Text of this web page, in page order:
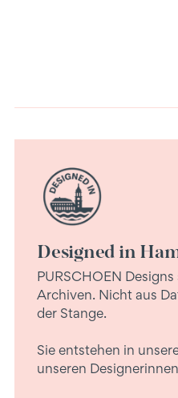
Designed in
PURSCHOEN
Archiven. Nicht aus
der Stange.
Sie entstehen in
unseren